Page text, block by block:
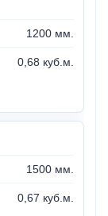
1200 мм.
0,68 куб.м.
1500 мм.
0,67 куб.м.